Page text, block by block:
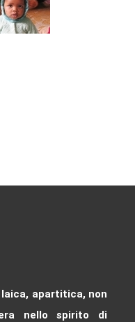
laica, apartitica, non
nello spirito di